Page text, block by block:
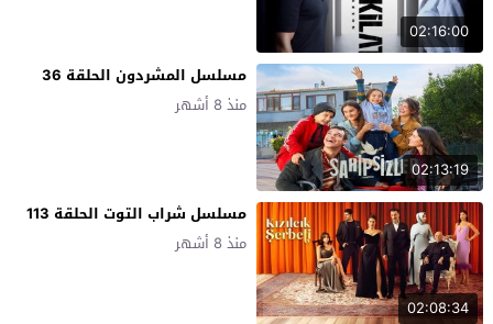
02:16:00
02:13:19
مسلسل المشردون الحلقة 36
منذ 8 أشهر
02:08:34
مسلسل شراب التوت الحلقة 113
منذ 8 أشهر